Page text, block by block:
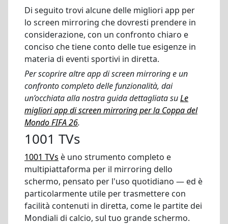
Di seguito trovi alcune delle migliori app per
lo screen mirroring che dovresti prendere in
considerazione, con un confronto chiaro e
conciso che tiene conto delle tue esigenze in
materia di eventi sportivi in diretta.
Per scoprire altre app di screen mirroring e un
confronto completo delle funzionalità, dai
un’occhiata alla nostra guida dettagliata suLe
migliori app di screen mirroring per la Coppa del
Mondo FIFA 26.
1001 TVs
1001 TVs è uno strumento completo e
multipiattaforma per il mirroring dello
schermo, pensato per l'uso quotidiano — ed è
particolarmente utile per trasmettere con
facilità contenuti in diretta, come le partite dei
Mondiali di calcio, sul tuo grande schermo.